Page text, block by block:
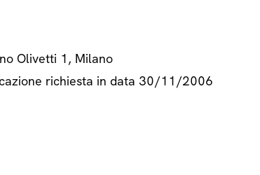
Olivetti 1, Milano
richiesta in data 30/11/2006